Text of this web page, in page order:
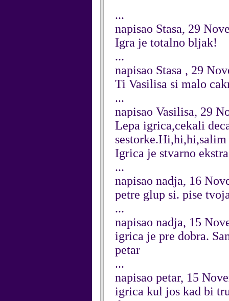
...
napisao Stasa, 29
Igra je totalno bljak!
...
napisao Stasa , 29
Ti Vasilisa si malo
...
napisao Vasilisa, 29
Lepa igrica,cekali
sestorke.Hi,hi,hi,salim
Igrica je stvarno
...
napisao nadja, 16
petre glup si. pise
...
napisao nadja, 15
igrica je pre dobra.
petar
...
napisao petar, 15
igrica kul jos kad bi